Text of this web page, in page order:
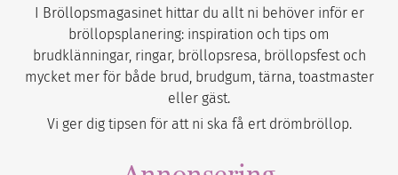
I Bröllopsmagasinet hittar du allt ni behöver inför er
bröllopsplanering: inspiration och tips om
brudklänningar, ringar, bröllopsresa, bröllopsfest och
mycket mer för både brud, brudgum, tärna, toastmaster
eller gäst.
Vi ger dig tipsen för att ni ska få ert drömbröllop.